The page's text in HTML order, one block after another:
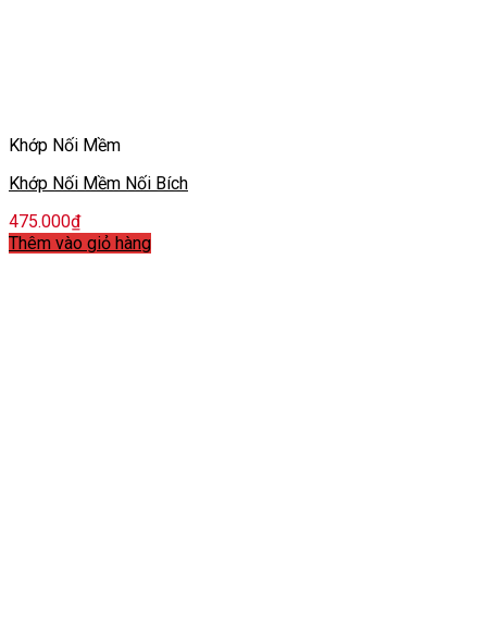
Khớp Nối Mềm
Khớp Nối Mềm Nối Bích
475.000₫
Thêm vào giỏ hàng